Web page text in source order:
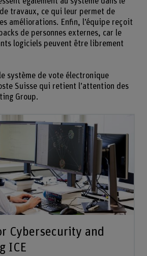
travaux, ce qui leur permet de
améliorations. Enfin, l’équipe reçoit
de personnes externes, car le
logiciels peuvent être librement
système de vote électronique
Suisse qui retient l’attention des
Group.
Cybersecurity and
ICE